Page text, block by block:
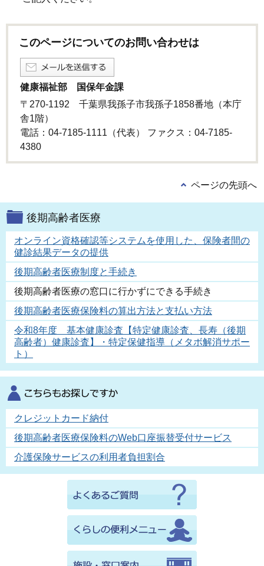
このページについてのお問い合わせは
健康福祉部 国保年金課
〒270-1192 千葉県我孫子市我孫子1858番地（本庁
舎1階）
電話：04-7185-1111（代表） ファクス：04-7185-
4380
ページの先頭へ
後期高齢者医療
オンライン資格確認等システムを使用した、保険者間の
健診結果データの提供
後期高齢者医療制度と手続き
後期高齢者医療の窓口に行かずにできる手続き
後期高齢者医療保険料の算出方法と支払い方法
令和8年度 基本健康診査【特定健康診査、長寿（後期
高齢者）健康診査】・特定保健指導（メタボ解消サポー
ト）
クレジットカード納付
後期高齢者医療保険料のWeb口座振替受付サービス
介護保険サービスの利用者負担割合